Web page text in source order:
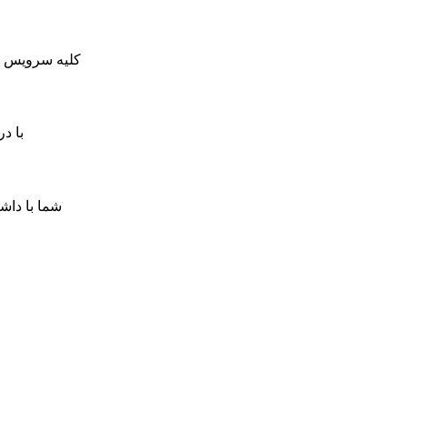
کلیه سرویس های کاهش پینگ ما دارای
با
شما با